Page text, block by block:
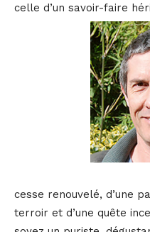
celle d’un savoir-faire
cesse renouvelé, d’une
terroir et d’une quête